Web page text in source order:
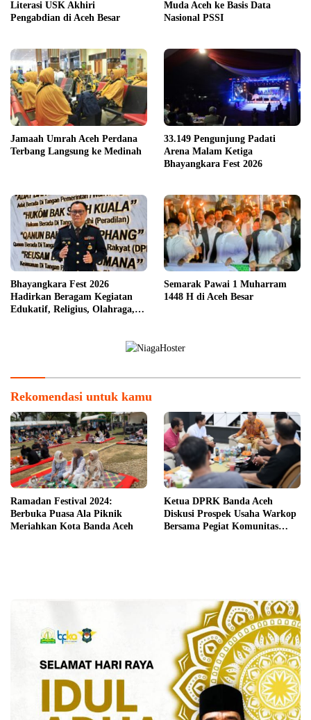
Literasi USK Akhiri
Pengabdian di Aceh Besar
Muda Aceh ke Basis Data
Nasional PSSI
Jamaah Umrah Aceh Perdana
Terbang Langsung ke Medinah
33.149 Pengunjung Padati
Arena Malam Ketiga
Bhayangkara Fest 2026
Bhayangkara Fest 2026
Hadirkan Beragam Kegiatan
Edukatif, Religius, Olahraga,
Semarak Pawai 1 Muharram
1448 H di Aceh Besar
Rekomendasi untuk kamu
Ramadan Festival 2024:
Berbuka Puasa Ala Piknik
Meriahkan Kota Banda Aceh
Ketua DPRK Banda Aceh
Diskusi Prospek Usaha Warkop
Bersama Pegiat Komunitas